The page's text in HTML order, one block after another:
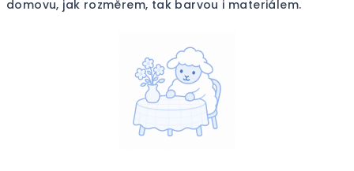
domovu, jak rozměrem, tak barvou i materiálem.